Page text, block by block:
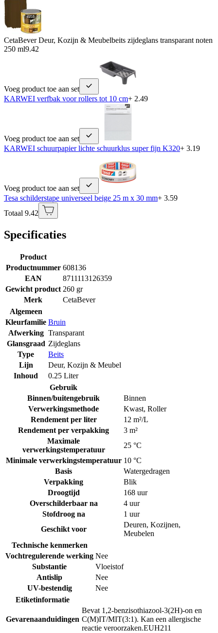
CetaBever Deur, Kozijn & Meubelbeits zijdeglans transparant noten
250 ml9.42
Voeg product toe aan set
KARWEI verfbak voor rollers tot 10 cm+ 2.49
Voeg product toe aan set
KARWEI schuurpapier lichte schuurklus super fijn K320+ 3.19
Voeg product toe aan set
Tesa schilderstape universeel beige 25 m x 30 mm+ 3.59
Totaal 9.42
Specificaties
Product
Productnummer 608136
EAN
8711113126359
Gewicht product 260 gr
Merk
CetaBever
Algemeen
Kleurfamilie Bruin
Afwerking Transparant
Glansgraad Zijdeglans
Type
Beits
Lijn
Deur, Kozijn & Meubel
Inhoud
0.25 Liter
Gebruik
Binnen/buitengebruik
Binnen
Verwerkingsmethode
Kwast, Roller
Rendement per liter
12 m²/L
Rendement per verpakking
3 m²
Maximale
verwerkingstemperatuur
25 °C
Minimale verwerkingstemperatuur 10 °C
Basis
Watergedragen
Verpakking
Blik
Droogtijd
168 uur
Overschilderbaar na
4 uur
Stofdroog na
1 uur
Geschikt voor
Deuren, Kozijnen,
Meubelen
Technische kenmerken
Vochtregulerende werking Nee
Substantie
Vloeistof
Antislip
Nee
UV-bestendig
Nee
Etiketinformatie
Gevarenaanduidingen
Bevat 1,2-benzisothiazool-3(2H)-on en
C(M)IT/MIT(3:1). Kan een allergische
reactie veroorzaken.EUH211